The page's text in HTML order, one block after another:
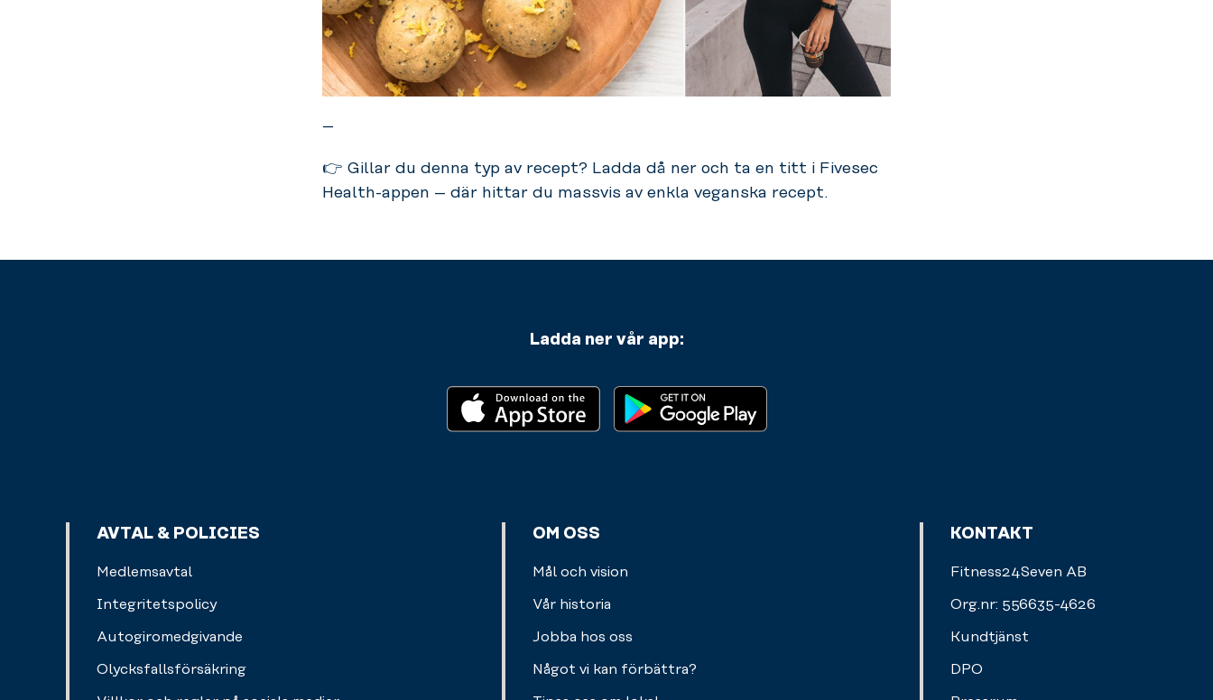
–
👉 Gillar du denna typ av recept? Ladda då ner och ta en titt i Fivesec
Health-appen – där hittar du massvis av enkla veganska recept.
Ladda ner vår app:
AVTAL & POLICIES
Medlemsavtal
Integritetspolicy
Autogiromedgivande
Olycksfallsförsäkring
OM OSS
Mål och vision
Vår historia
Jobba hos oss
Något vi kan förbättra?
KONTAKT
Fitness24Seven AB
Org.nr: 556635-4626
Kundtjänst
DPO